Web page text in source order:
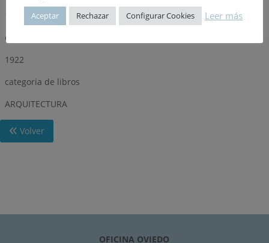
1977
dimensión
1922
categoria de libros
ARQUITECTURA
Volver
OFICINA OVIEDO
Aceptar Rechazar Configurar Cookies Leer más